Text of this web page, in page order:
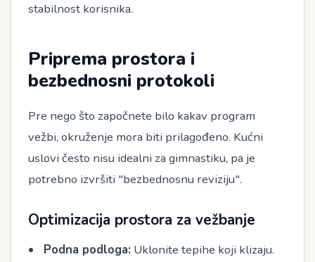
stabilnost korisnika.
Priprema prostora i
bezbednosni protokoli
Pre nego što započnete bilo kakav program
vežbi, okruženje mora biti prilagođeno. Kućni
uslovi često nisu idealni za gimnastiku, pa je
potrebno izvršiti "bezbednosnu reviziju".
Optimizacija prostora za vežbanje
Podna podloga: Uklonite tepihe koji klizaju.